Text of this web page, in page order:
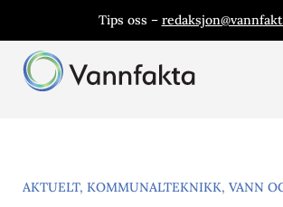
Tips oss –
AKTUELT, KOMMUNALTEKNIKK, VANN